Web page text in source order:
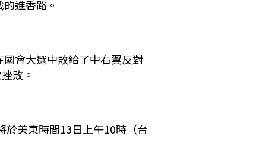
進香路。
會大選中敗給了中右翼反對
敗。
於美東時間13日上午10時（台